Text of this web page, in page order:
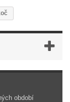
období